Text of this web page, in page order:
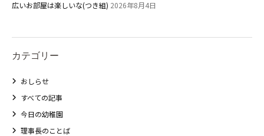
広いお部屋は楽しいな(つき組) 2026年8月4日
カテゴリー
おしらせ
すべての記事
今日の幼稚園
理事長のことば